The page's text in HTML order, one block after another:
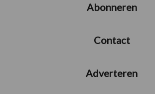
Abonneren
Contact
Adverteren